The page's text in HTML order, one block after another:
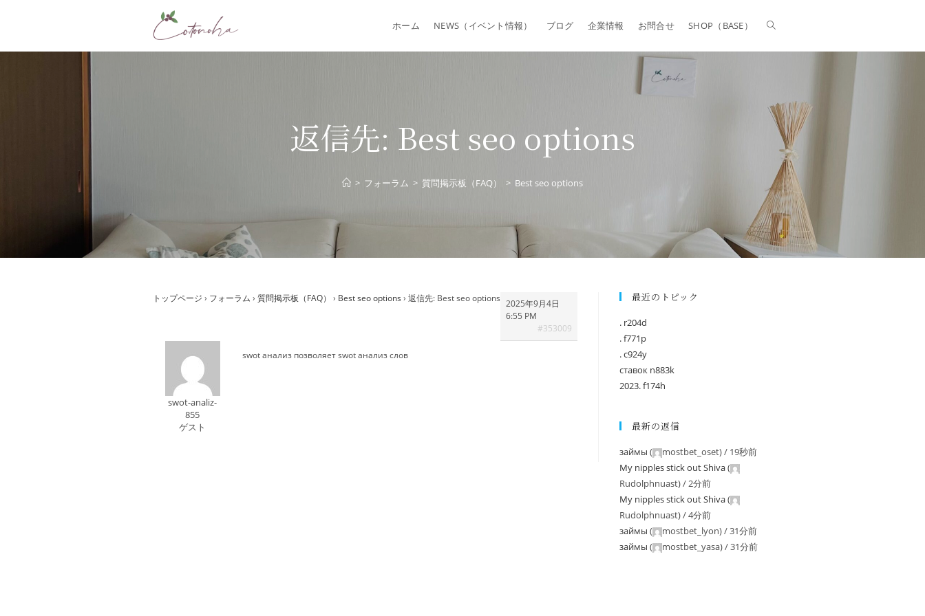
ホーム NEWS（イベント情報） ブログ 企業情報 お問合せ SHOP（BASE）
返信先: Best seo options
> フォーラム > 質問掲示板（FAQ） > Best seo options
トップページ › フォーラム › 質問掲示板（FAQ） › Best seo options › 返信先: Best seo options 2025年9月4日
6:55 PM
#353009
swot-analiz-
855
ゲスト
swot анализ позволяетswot анализ слов
最近のトピック
. r204d
. f771p
. c924y
ставок n883k
2023. f174h
最新の返信
займы ( mostbet_oset) / 19秒前
My nipples stick out Shiva(
Rudolphnuast) /2分前
My nipples stick out Shiva(
Rudolphnuast) /4分前
займы ( mostbet_lyon) /31分前
займы ( mostbet_yasa) /31分前